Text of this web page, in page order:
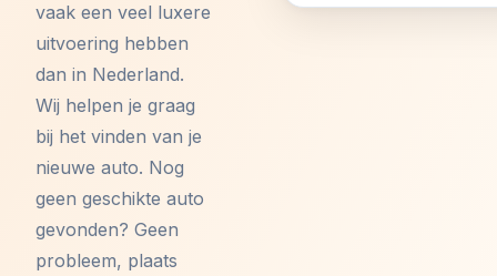
vaak een veel luxere
uitvoering hebben
dan in Nederland.
Wij helpen je graag
bij het vinden van je
nieuwe auto. Nog
geen geschikte auto
gevonden? Geen
probleem, plaats